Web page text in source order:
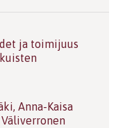
ja toimijuus
Anna-Kaisa
Väliverronen